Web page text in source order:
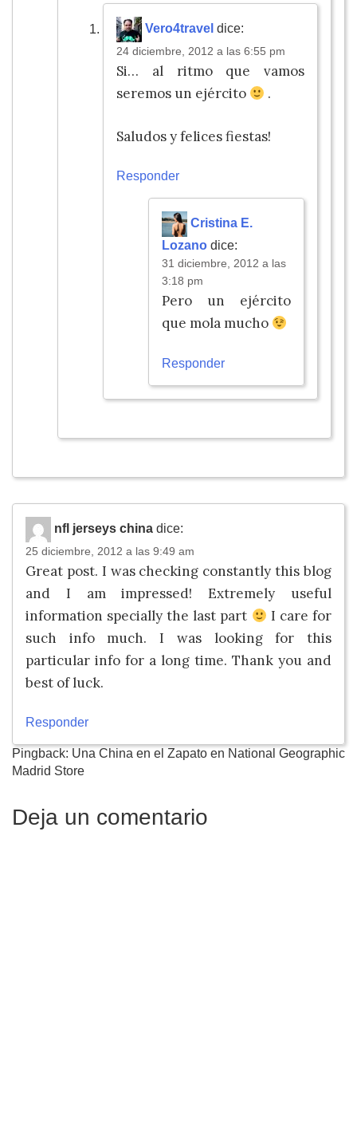
Vero4travel dice:
24 diciembre, 2012 a las 6:55 pm
Si… al ritmo que vamos
seremos un ejército
.
Saludos y felices fiestas!
Responder
Cristina E.
Lozano dice:
31 diciembre, 2012 a las
3:18 pm
Pero un ejército
que mola mucho
Responder
nfl jerseys china dice:
25 diciembre, 2012 a las 9:49 am
Great post. I was checking constantly this blog
and I am impressed! Extremely useful
information specially the last part
I care for
such info much. I was looking for this
particular info for a long time. Thank you and
best of luck.
Responder
Pingback: Una China en el Zapato en National Geographic
Madrid Store
Deja un comentario